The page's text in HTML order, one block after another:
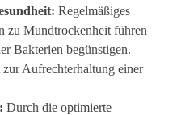
Regelmäßiges
zu Mundtrockenheit führen
Bakterien begünstigen.
Aufrechterhaltung einer
Durch die optimierte